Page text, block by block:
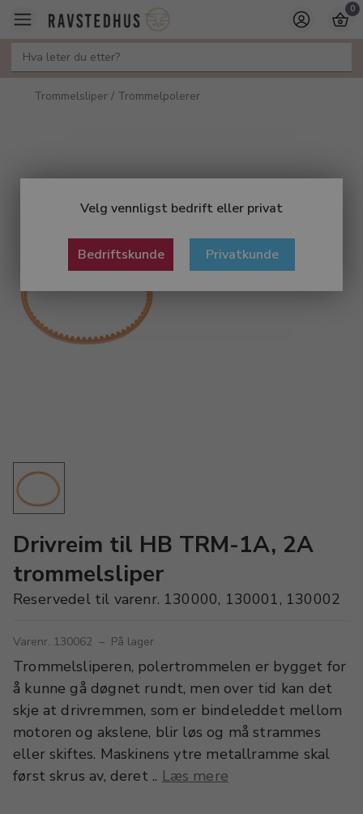
Velg vennligst bedrift eller privat
Bedriftskunde Privatkunde
0
Trommelsliper / Trommelpolerer
Drivreim til HB TRM-1A, 2A
trommelsliper
Reservedel til varenr. 130000, 130001, 130002
Varenr. 130062 – På lager
Trommelsliperen, polertrommelen er bygget for
å kunne gå døgnet rundt, men over tid kan det
skje at drivremmen, som er bindeleddet mellom
motoren og akslene, blir løs og må strammes
eller skiftes. Maskinens ytre metallramme skal
først skrus av, deret .. Læs mere